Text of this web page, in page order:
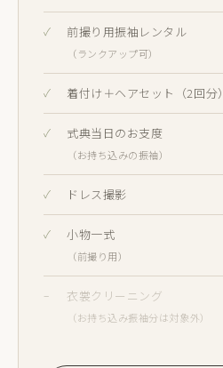
前撮り用振袖レンタル
（ランクアップ可）
着付け＋ヘアセット（2回分）
式典当日のお支度
（お持ち込みの振袖）
ドレス撮影
小物一式
（前撮り用）
衣裳クリーニング
（お持ち込み振袖分は対象外）